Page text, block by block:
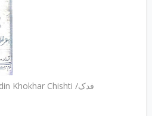
Fadak By Allama Ghulam Mustafa Bin Ahmad Uddin Khokhar Chishti /فدک